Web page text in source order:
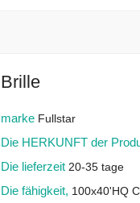
Brille
marke Fullstar
Die HERKUNFT der
Die lieferzeit 20-35 tage
Die fähigkeit, 100x40'HQ